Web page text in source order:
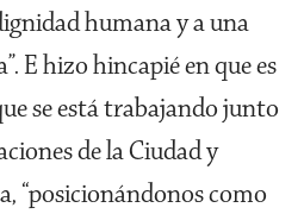
humana y a una
E hizo hincapié en que es
se está trabajando junto
de la Ciudad y
“posicionándonos como